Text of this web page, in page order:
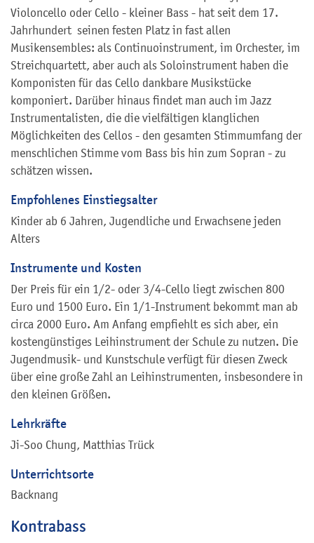
Violoncello oder Cello - kleiner Bass - hat seit dem 17.
Jahrhundert seinen festen Platz in fast allen
Musikensembles: als Continuoinstrument, im Orchester, im
Streichquartett, aber auch als Soloinstrument haben die
Komponisten für das Cello dankbare Musikstücke
komponiert. Darüber hinaus findet man auch im Jazz
Instrumentalisten, die die vielfältigen klanglichen
Möglichkeiten des Cellos - den gesamten Stimmumfang der
menschlichen Stimme vom Bass bis hin zum Sopran - zu
schätzen wissen.
Empfohlenes Einstiegsalter
Kinder ab 6 Jahren, Jugendliche und Erwachsene jeden
Alters
Instrumente und Kosten
Der Preis für ein 1/2- oder 3/4-Cello liegt zwischen 800
Euro und 1500 Euro. Ein 1/1-Instrument bekommt man ab
circa 2000 Euro. Am Anfang empfiehlt es sich aber, ein
kostengünstiges Leihinstrument der Schule zu nutzen. Die
Jugendmusik- und Kunstschule verfügt für diesen Zweck
über eine große Zahl an Leihinstrumenten, insbesondere in
den kleinen Größen.
Lehrkräfte
Ji-Soo Chung, Matthias Trück
Unterrichtsorte
Backnang
Kontrabass